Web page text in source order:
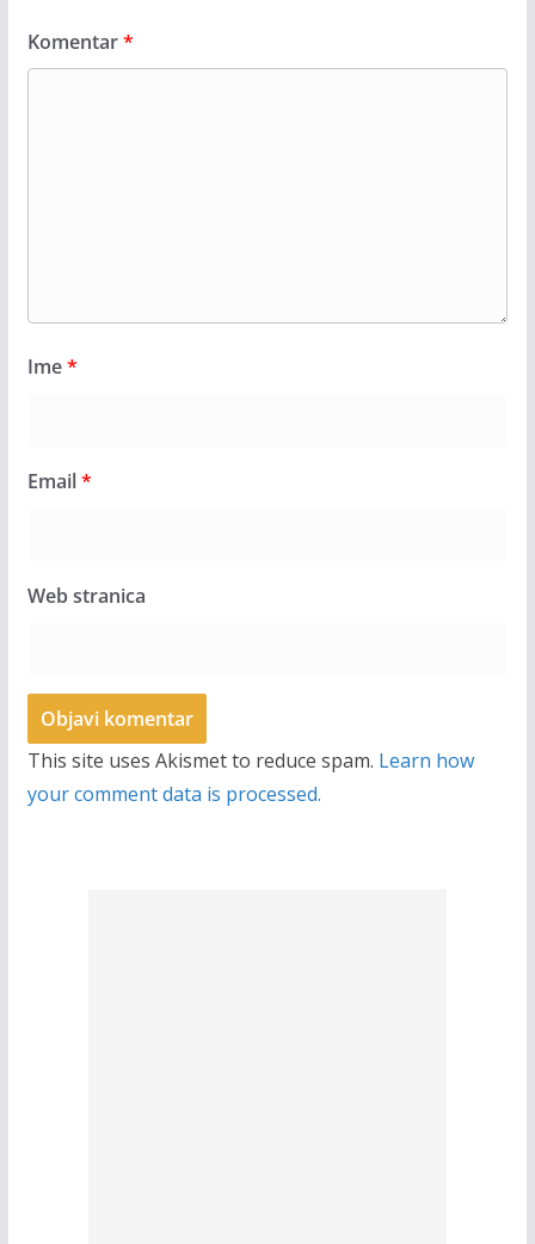
Komentar*
Ime*
Email*
Web stranica
This site uses Akismet to reduce spam. Learn how
your comment data is processed.